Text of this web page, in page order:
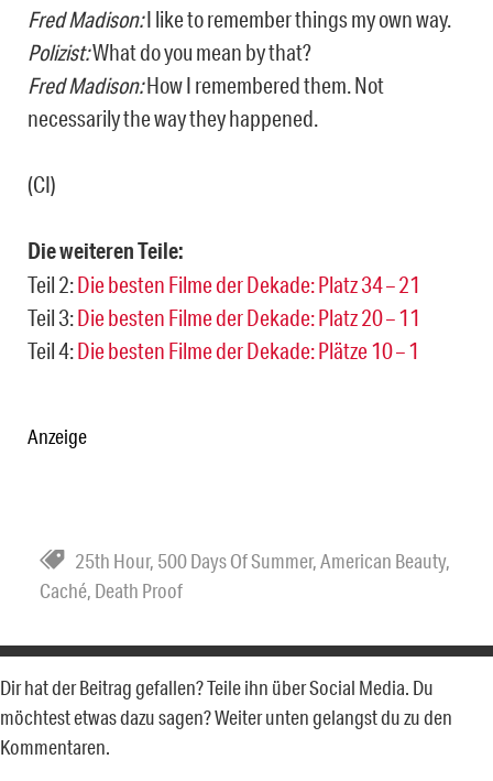
Fred Madison:I like to remember things my own way.
Polizist:What do you mean by that?
Fred Madison:How I remembered them. Not
necessarily the way they happened.
(CI)
Die weiteren Teile:
Teil 2:Die besten Filme der Dekade: Platz 34 – 21
Teil 3:Die besten Filme der Dekade: Platz 20 – 11
Teil 4:Die besten Filme der Dekade: Plätze 10 – 1
Anzeige
25th Hour, 500 Days Of Summer,American Beauty,
Caché, Death Proof
Dir hat der Beitrag gefallen? Teile ihn über Social Media. Du
möchtest etwas dazu sagen? Weiter unten gelangst du zu den
Kommentaren.